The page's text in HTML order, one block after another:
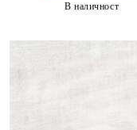
В наличност